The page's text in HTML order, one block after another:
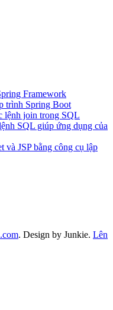
Framework
trình Spring Boot
lệnh join trong SQL
SQL giúp ứng dụng của
và JSP bằng công cụ lập
. Design by Junkie. Lên